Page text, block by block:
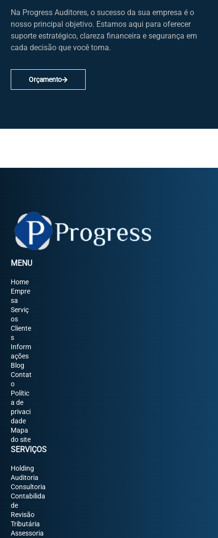
Na Progress Auditores, o sucesso da sua empresa é o
nosso principal objetivo. Estamos aqui para oferecer
suporte estratégico, clareza financeira e segurança em
cada decisão que você toma.
Orçamento
MENU
Home
Empre
sa
Serviç
os
Cliente
s
Inform
ações
Blog
Contat
o
Polític
a de
privaci
dade
Mapa
do site
SERVIÇOS
Holding
Auditoria
Consultoria
Contabilida
de
Revisão
Tributária
Assessoria